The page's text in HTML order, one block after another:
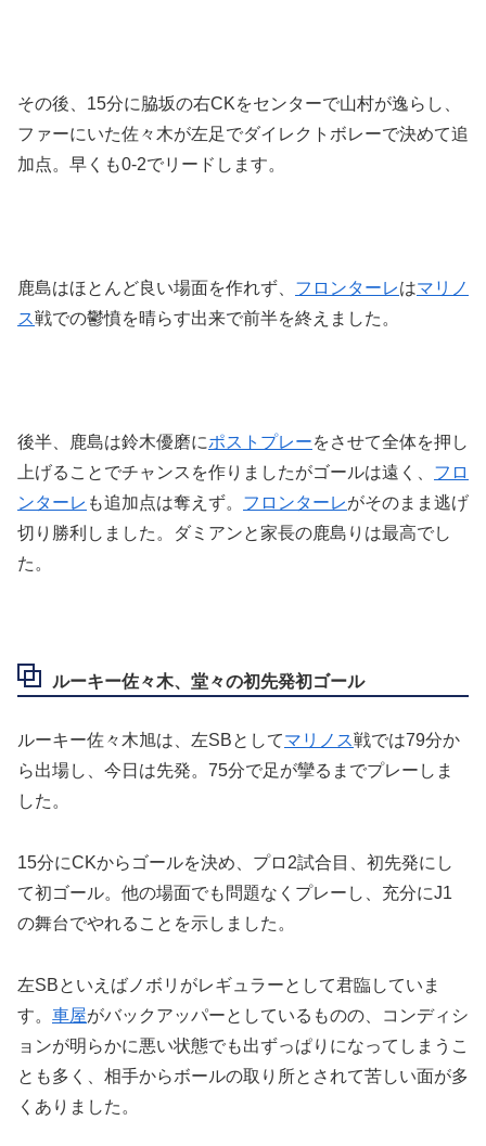
その後、15分に脇坂の右CKをセンターで山村が逸らし、
ファーにいた佐々木が左足でダイレクトボレーで決めて追
加点。早くも0-2でリードします。
鹿島はほとんど良い場面を作れず、 フロンターレはマリノ
ス戦での鬱憤を晴らす出来で前半を終えました。
後半、鹿島は鈴木優磨にポストプレーをさせて全体を押し
上げることでチャンスを作りましたがゴールは遠く、 フロ
ンターレ も追加点は奪えず。 フロンターレがそのまま逃げ
切り勝利しました。ダミアンと家長の鹿島りは最高でし
た。
ルーキー佐々木、堂々の初先発初ゴール
ルーキー佐々木旭は、左SBとしてマリノス戦では79分か
ら出場し、今日は先発。75分で足が攣るまでプレーしま
した。
15分にCKからゴールを決め、プロ2試合目、初先発にし
て初ゴール。他の場面でも問題なくプレーし、充分にJ1
の舞台でやれることを示しました。
左SBといえばノボリがレギュラーとして君臨していま
す。 車屋がバックアッパーとしているものの、コンディシ
ョンが明らかに悪い状態でも出ずっぱりになってしまうこ
とも多く、相手からボールの取り所とされて苦しい面が多
くありました。